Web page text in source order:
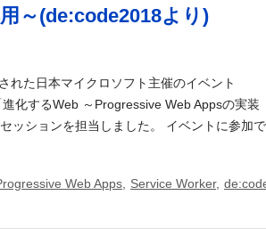
～(de:code2018より)
れた日本マイクロソフト主催のイベント
化するWeb ～Progressive Web Appsの実装
ッションを担当しました。 イベントに参加で
Web Apps Service Worker,